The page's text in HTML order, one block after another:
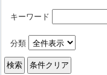
キーワード
分類